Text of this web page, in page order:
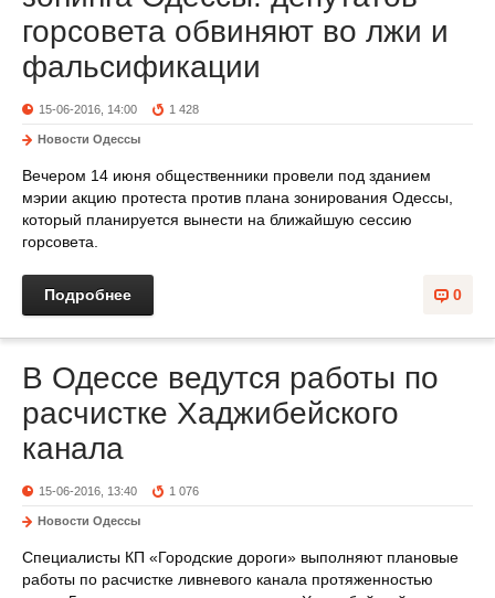
горсовета обвиняют во лжи и
фальсификации
15-06-2016, 14:00 1 428
Новости Одессы
Вечером 14 июня общественники провели под зданием
мэрии акцию протеста против плана зонирования Одессы,
который планируется вынести на ближайшую сессию
горсовета.
0
Подробнее
В Одессе ведутся работы по
расчистке Хаджибейского
канала
15-06-2016, 13:40 1 076
Новости Одессы
Специалисты КП «Городские дороги» выполняют плановые
работы по расчистке ливневого канала протяженностью